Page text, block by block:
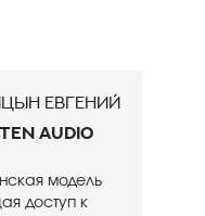
Евгений
Audio
модель
доступ к